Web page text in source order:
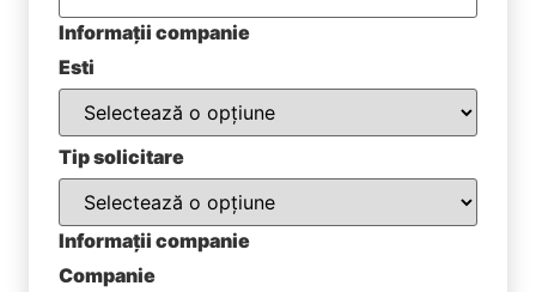
Informații companie
Esti
Tip solicitare
Informații companie
Companie